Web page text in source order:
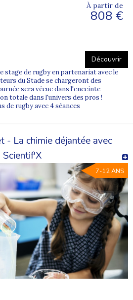
À partir de
808 €
Découvrir
stage de rugby en partenariat avec le
du Stade se chargeront des
sera vécue dans l'enceinte
totale dans l'univers des pros !
de rugby avec 4 séances
- La chimie déjantée avec
Scientif'X
7-12 ANS